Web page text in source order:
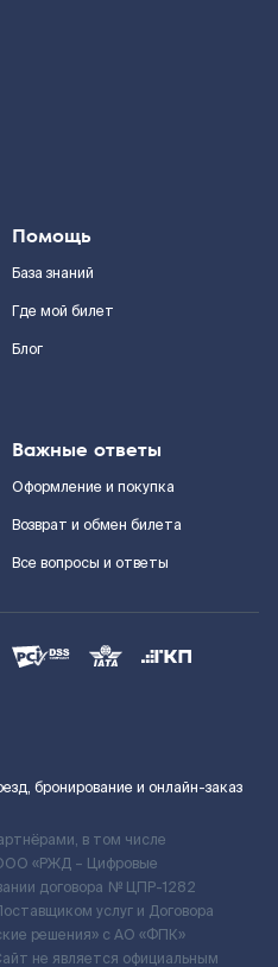
Помощь
База знаний
Где мой билет
Блог
Важные ответы
Оформление и покупка
Возврат и обмен билета
Все вопросы и ответы
бронирование и онлайн-заказ
в том числе
«РЖД – Цифровые
договора № ЦПР-1282
услуг и Договора
решения» c АО «ФПК»
не является официальным